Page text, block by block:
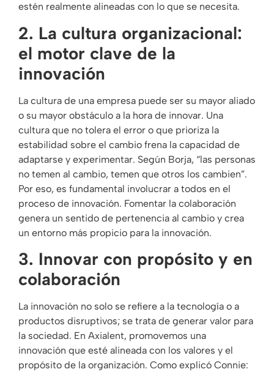
estén realmente alineadas con lo que se necesita.
2. La cultura organizacional:
el motor clave de la
innovación
La cultura de una empresa puede ser su mayor aliado
o su mayor obstáculo a la hora de innovar. Una
cultura que no tolera el error o que prioriza la
estabilidad sobre el cambio frena la capacidad de
adaptarse y experimentar. Según Borja, “las personas
no temen al cambio, temen que otros los cambien”.
Por eso, es fundamental involucrar a todos en el
proceso de innovación. Fomentar la colaboración
genera un sentido de pertenencia al cambio y crea
un entorno más propicio para la innovación.
3. Innovar con propósito y en
colaboración
La innovación no solo se refiere a la tecnología o a
productos disruptivos; se trata de generar valor para
la sociedad. En Axialent, promovemos una
innovación que esté alineada con los valores y el
propósito de la organización. Como explicó Connie: